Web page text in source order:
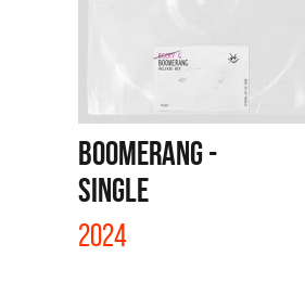
BOOMERANG -
SINGLE
2024